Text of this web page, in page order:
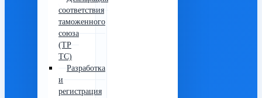
соответствия
таможенного
союза
(ТР
ТС)
Разработка
и
регистрация